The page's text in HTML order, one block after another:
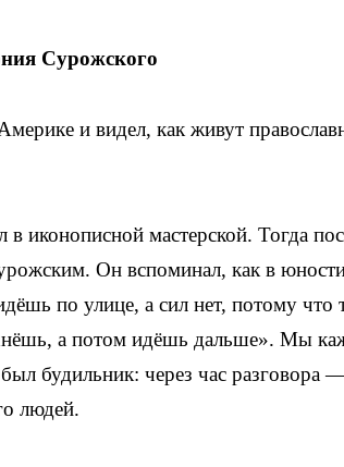
Сурожского
и видел, как живут
иконописной мастерской. Тогда
Он вспоминал, как в
по улице, а сил нет, потому что
а потом идёшь дальше». Мы
будильник: через час
людей.